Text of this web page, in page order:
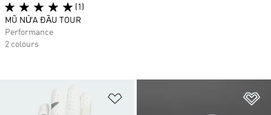
(1)
MŨ NỬA ĐẦU TOUR
Performance
2 colours